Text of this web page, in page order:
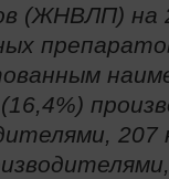
(ЖНВЛП) на
207